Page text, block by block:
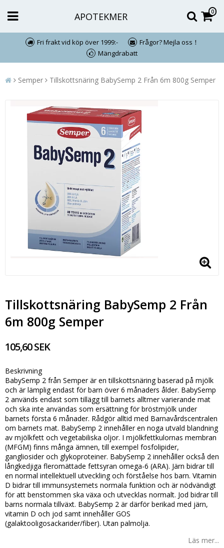
APOTEKMER 0
Fri frakt vid köp över 1999:-
Frågor? Mejla oss！
Mängdrabatt
Semper Tillskottsnäring BabySemp 2 Från 6m 800g Semper
Tillskottsnäring BabySemp 2 Från
6m 800g Semper
105,60 SEK
Beskrivning
BabySemp 2 från Semper är en tillskottsnäring baserad på mjölk
och är lämplig endast för barn över 6 månaders ålder. BabySemp
2 används endast som tillägg till barnets alltmer varierande mat
och ska inte användas som ersättning för bröstmjölk under
barnets första 6 månader. Rådgör alltid med Barnavårdscentralen
om barnets mat. BabySemp 2 innehåller en noga utvald blandning
av mjölkfett och vegetabiliska oljor. I mjölkfettkulornas membran
(MFGM) finns många ämnen, till exempel fosfolipider,
gangliosider och glykoproteiner. BabySemp 2 innehåller också den
långkedjiga fleromättade fettsyran omega-6 (ARA). Järn bidrar till
en normal intellektuell utveckling och förståelse hos barn. Vitamin
D bidrar till immunsystemets normala funktion och är nödvändigt
för att benstommen ska växa och utvecklas normalt. Jod bidrar till
barns normala tillväxt. BabySemp 2 är därför berikad med järn,
vitamin D och jod samt innehåller GOS
(galaktooligosackarider/fiber). Utan palmolja.
Läs mer...